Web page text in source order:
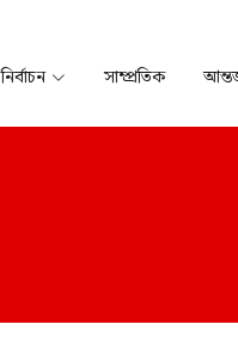
নির্বাচন সাম্প্রতিক